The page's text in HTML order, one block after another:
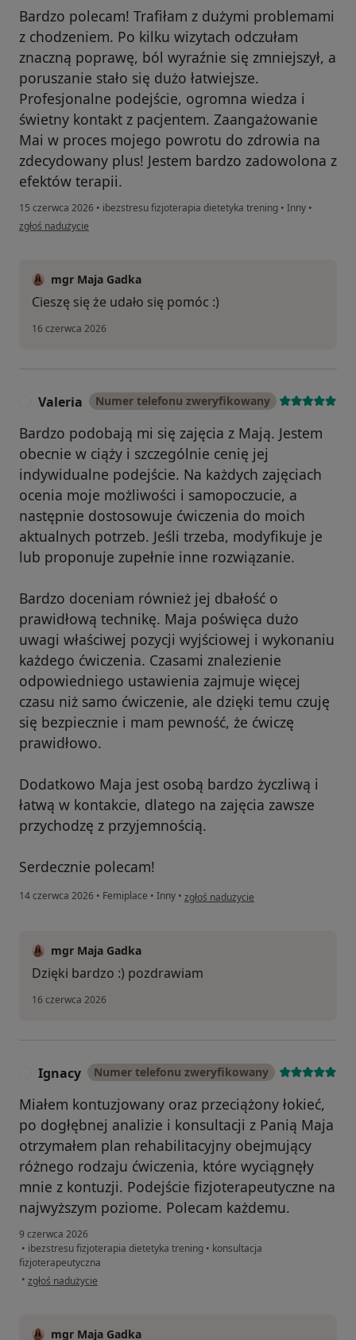
Bardzo polecam! Trafiłam z dużymi problemami
z chodzeniem. Po kilku wizytach odczułam
znaczną poprawę, ból wyraźnie się zmniejszył, a
poruszanie stało się dużo łatwiejsze.
Profesjonalne podejście, ogromna wiedza i
świetny kontakt z pacjentem. Zaangażowanie
Mai w proces mojego powrotu do zdrowia na
zdecydowany plus! Jestem bardzo zadowolona z
efektów terapii.
15 czerwca 2026 • ibezstresu fizjoterapia dietetyka trening • Inny •
w opinii użytkownika Agata
zgłoś nadużycie
mgr Maja Gadka
Cieszę się że udało się pomóc :)
16 czerwca 2026
Valeria Numer telefonu zweryfikowany
Bardzo podobają mi się zajęcia z Mają. Jestem
obecnie w ciąży i szczególnie cenię jej
indywidualne podejście. Na każdych zajęciach
ocenia moje możliwości i samopoczucie, a
następnie dostosowuje ćwiczenia do moich
aktualnych potrzeb. Jeśli trzeba, modyfikuje je
lub proponuje zupełnie inne rozwiązanie.
Bardzo doceniam również jej dbałość o
prawidłową technikę. Maja poświęca dużo
uwagi właściwej pozycji wyjściowej i wykonaniu
każdego ćwiczenia. Czasami znalezienie
odpowiedniego ustawienia zajmuje więcej
czasu niż samo ćwiczenie, ale dzięki temu czuję
się bezpiecznie i mam pewność, że ćwiczę
prawidłowo.
Dodatkowo Maja jest osobą bardzo życzliwą i
łatwą w kontakcie, dlatego na zajęcia zawsze
przychodzę z przyjemnością.
Serdecznie polecam!
14 czerwca 2026 • Femiplace • Inny • w opinii użytkownika Valeria
zgłoś nadużycie
mgr Maja Gadka
Dzięki bardzo :) pozdrawiam
16 czerwca 2026
Ignacy Numer telefonu zweryfikowany
Miałem kontuzjowany oraz przeciążony łokieć,
po dogłębnej analizie i konsultacji z Panią Maja
otrzymałem plan rehabilitacyjny obejmujący
różnego rodzaju ćwiczenia, które wyciągnęły
mnie z kontuzji. Podejście fizjoterapeutyczne na
najwyższym poziome. Polecam każdemu.
9 czerwca 2026
• ibezstresu fizjoterapia dietetyka trening • konsultacja
fizjoterapeutyczna
• w opinii użytkownika Ignacy
zgłoś nadużycie
mgr Maja Gadka